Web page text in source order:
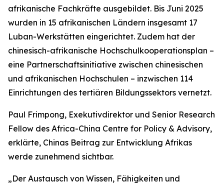
afrikanische Fachkräfte ausgebildet. Bis Juni 2025
wurden in 15 afrikanischen Ländern insgesamt 17
Luban-Werkstätten eingerichtet. Zudem hat der
chinesisch-afrikanische Hochschulkooperationsplan –
eine Partnerschaftsinitiative zwischen chinesischen
und afrikanischen Hochschulen – inzwischen 114
Einrichtungen des tertiären Bildungssektors vernetzt.
Paul Frimpong, Exekutivdirektor und Senior Research
Fellow des Africa-China Centre for Policy & Advisory,
erklärte, Chinas Beitrag zur Entwicklung Afrikas
werde zunehmend sichtbar.
„Der Austausch von Wissen, Fähigkeiten und